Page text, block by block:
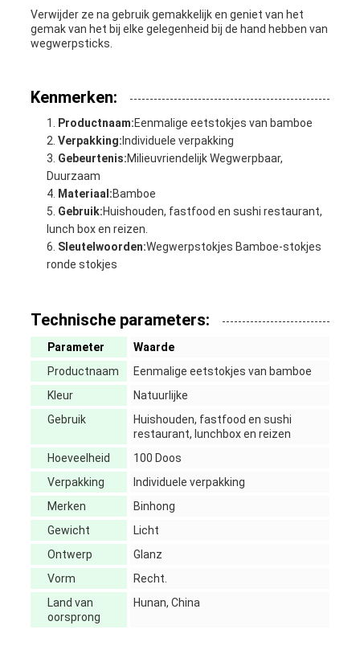
Verwijder ze na gebruik gemakkelijk en geniet van het
gemak van het bij elke gelegenheid bij de hand hebben van
wegwerpsticks.
Kenmerken:
Productnaam:Eenmalige eetstokjes van bamboe
Verpakking: Individuele verpakking
Gebeurtenis:Milieuvriendelijk Wegwerpbaar,
Duurzaam
Materiaal:Bamboe
Gebruik:Huishouden, fastfood en sushi restaurant,
lunch box en reizen.
Sleutelwoorden:Wegwerpstokjes Bamboe-stokjes
ronde stokjes
Technische parameters:
Parameter
Waarde
Productnaam
Eenmalige eetstokjes van bamboe
Kleur
Natuurlijke
Gebruik
Huishouden, fastfood en sushi
restaurant, lunchbox en reizen
Hoeveelheid
100 Doos
Verpakking
Individuele verpakking
Merken
Binhong
Gewicht
Licht
Ontwerp
Glanz
Vorm
Recht.
Land van
oorsprong
Hunan, China